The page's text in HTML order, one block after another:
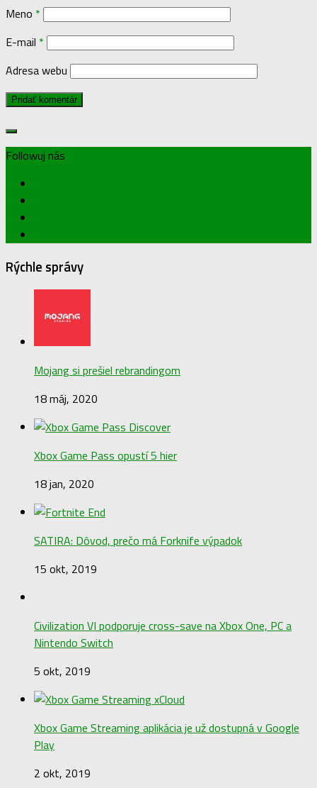
Meno *
E-mail *
Adresa webu
Followuj nás
Rýchle správy
Mojang si prešiel rebrandingom
18 máj, 2020
Xbox Game Pass opustí 5 hier
18 jan, 2020
SATIRA: Dôvod, prečo má Forknife výpadok
15 okt, 2019
Civilization VI podporuje cross-save na Xbox One, PC a
Nintendo Switch
5 okt, 2019
Xbox Game Streaming aplikácia je už dostupná v Google
Play
2 okt, 2019